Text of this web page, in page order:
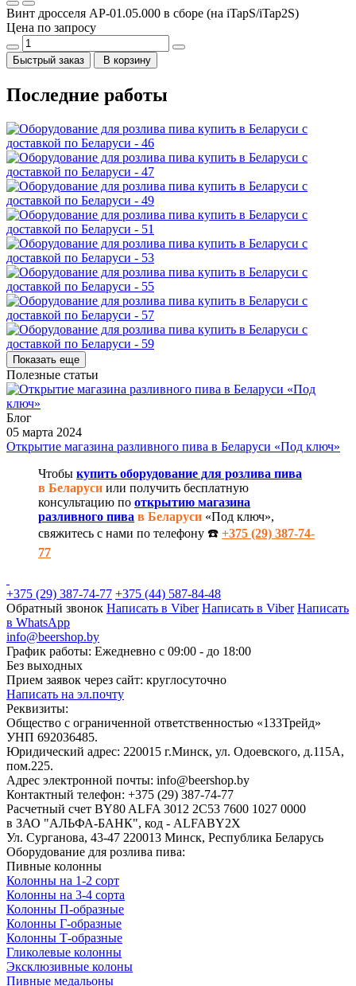
Винт дросселя АР-01.05.000 в сборе (на iTapS/iTap2S)
Цена по запросу
Быстрый заказ В корзину
Последние работы
Показать еще
Полезные статьи
Блог
05 марта 2024
Открытие магазина разливного пива в Беларуси «Под ключ»
Чтобы купить оборудование для розлива пива
в Беларуси или получить бесплатную
консультацию по открытию магазина
разливного пива в Беларуси «Под ключ»,
свяжитесь с нами по телефону ☎️ +375 (29) 387-74-
77
+375 (29) 387-74-77 +375 (44) 587-84-48
Обратный звонок Написать в Viber Написать в Viber Написать
в WhatsApp
info@beershop.by
График работы: Ежедневно с 09:00 - до 18:00
Без выходных
Прием заявок через сайт: круглосуточно
Написать на эл.почту
Реквизиты:
Общество с ограниченной ответственностью «133Трейд»
УНП 692036485​.
Юридический адрес: 220015 г.Минск, ул. Одоевского, д.115А,
пом.225.
Адрес электронной почты: info@beershop.by
Контактный телефон: +375 (29) 387-74-77
Расчетный счет BY80 ALFA 3012 2C53 7600 1027 0000
в ЗАО "АЛЬФА-БАНК", код - ALFABY2X
Ул. Сурганова, 43-47 220013 Минск, Республика Беларусь
Оборудование для розлива пива:
Пивные колонны
Колонны на 1-2 сорт
Колонны на 3-4 сорта
Колонны П-образные
Колонны Г-образные
Колонны Т-образные
Гликолевые колонны
Эксклюзивные колоны
Пивные медальоны